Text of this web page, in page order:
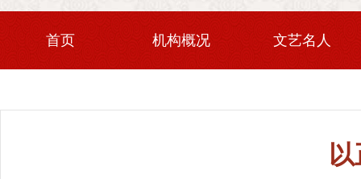
首页 机构概况 文艺名人